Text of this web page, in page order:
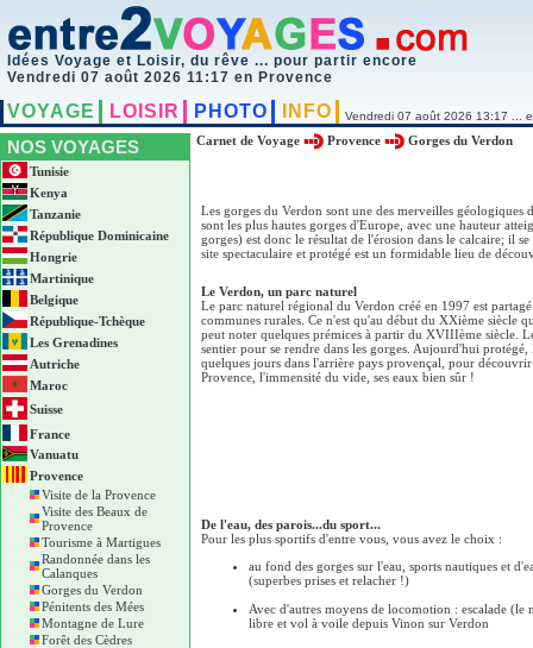
Idées Voyage et Loisir, du rêve ... pour partir encore
Vendredi 07 août 2026 11:17 en Provence
VOYAGE LOISIR PHOTO INFO Vendredi 07 août 2026 13:17 ...
NOS VOYAGES
Tunisie
Kenya
Tanzanie
République Dominicaine
Hongrie
Martinique
Belgique
République-Tchèque
Les Grenadines
Autriche
Maroc
Suisse
France
Vanuatu
Provence
Visite de la Provence
Visite des Beaux de
Provence
Tourisme à Martigues
Randonnée dans les
Calanques
Gorges du Verdon
Pénitents des Mées
Montagne de Lure
Forêt des Cèdres
Carnet de Voyage Provence Gorges du Verdon
Les gorges du Verdon sont une des merveilles
sont les plus hautes gorges d'Europe, avec une hauteur
gorges) est donc le résultat de l'érosion dans le calcaire; il
site spectaculaire et protégé est un formidable lieu de
Le Verdon, un parc naturel
Le parc naturel régional du Verdon créé en 1997 est
communes rurales. Ce n'est qu'au début du XXième siècle
peut noter quelques prémices à partir du XVIIIème siècle.
sentier pour se rendre dans les gorges. Aujourd'hui
quelques jours dans l'arrière pays provençal, pour
Provence, l'immensité du vide, ses eaux bien sûr !
De l'eau, des parois...du sport...
Pour les plus sportifs d'entre vous, vous avez le choix :
au fond des gorges sur l'eau, sports nautiques et
(superbes prises et relacher !)
Avec d'autres moyens de locomotion : escalade
libre et vol à voile depuis Vinon sur Verdon